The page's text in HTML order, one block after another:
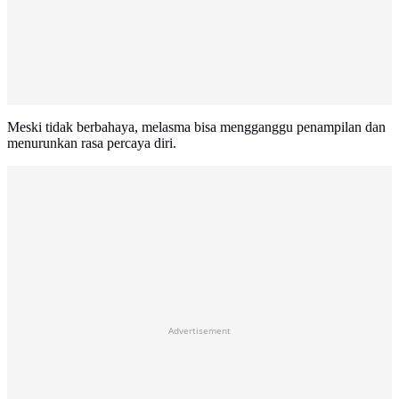
Meski tidak berbahaya, melasma bisa mengganggu penampilan dan
menurunkan rasa percaya diri.
Advertisement